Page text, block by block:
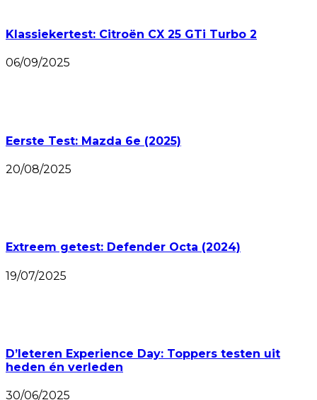
Klassiekertest: Citroën CX 25 GTi Turbo 2
06/09/2025
Eerste Test: Mazda 6e (2025)
20/08/2025
Extreem getest: Defender Octa (2024)
19/07/2025
D’Ieteren Experience Day: Toppers testen uit
heden én verleden
30/06/2025